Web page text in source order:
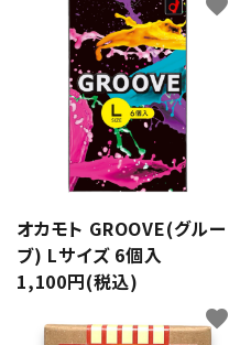
オカモト GROOVE(グルー
ブ) Lサイズ 6個入
1,100円(税込)
favorite
favorite